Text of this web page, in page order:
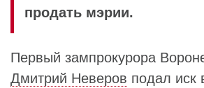
продать мэрии.
Первый зампрокурора
Дмитрий Неверов подал иск